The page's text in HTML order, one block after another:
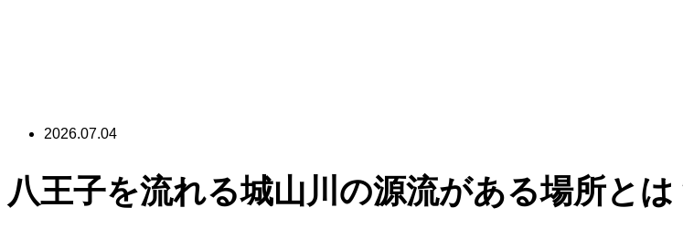
2026.07.04
八王子を流れる城山川の源流がある場所と